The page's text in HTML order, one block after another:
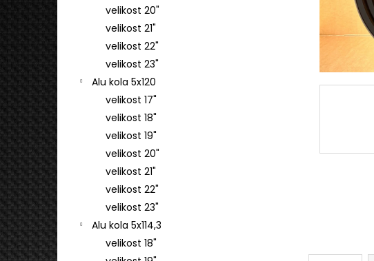
p
e
l
velikost 20"
velikost 21"
velikost 22"
velikost 23"
Alu kola 5x120
velikost 17"
velikost 18"
velikost 19"
velikost 20"
velikost 21"
velikost 22"
velikost 23"
Alu kola 5x114,3
velikost 18"
GMP MENTOR
4 745 Kč
GMP LUNICA